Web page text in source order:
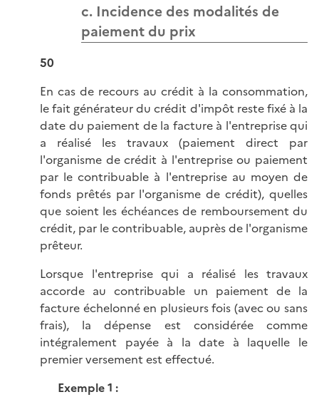
c. Incidence des modalités de
paiement du prix
50
En cas de recours au crédit à la consommation,
le fait générateur du crédit d'impôt reste fixé à la
date du paiement de la facture à l'entreprise qui
a réalisé les travaux (paiement direct par
l'organisme de crédit à l'entreprise ou paiement
par le contribuable à l'entreprise au moyen de
fonds prêtés par l'organisme de crédit), quelles
que soient les échéances de remboursement du
crédit, par le contribuable, auprès de l'organisme
prêteur.
Lorsque l'entreprise qui a réalisé les travaux
accorde au contribuable un paiement de la
facture échelonné en plusieurs fois (avec ou sans
frais), la dépense est considérée comme
intégralement payée à la date à laquelle le
premier versement est effectué.
Exemple 1 :